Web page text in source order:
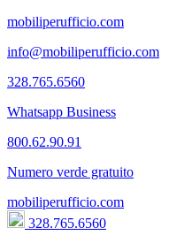
mobiliperufficio.com
info@mobiliperufficio.com
328.765.6560
Whatsapp Business
800.62.90.91
Numero verde gratuito
mobiliperufficio.com
328.765.6560